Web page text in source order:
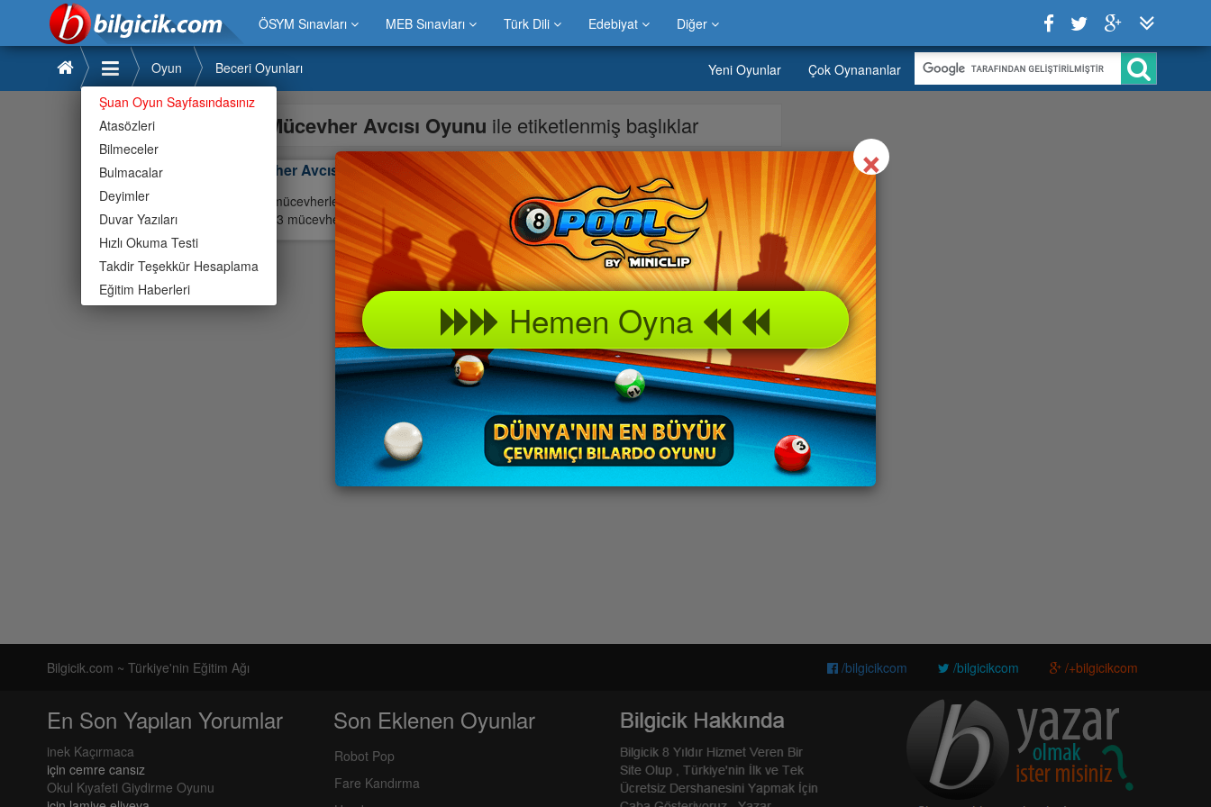
ÖSYM Sınavları MEB Sınavları Türk Dili Edebiyat Diğer
Şuan Oyun Sayfasındasınız
Atasözleri
Bilmeceler
Bulmacalar
Deyimler
Duvar Yazıları
Hızlı Okuma Testi
Takdir Teşekkür Hesaplama
Eğitim Haberleri
Oyun Beceri Oyunları Yeni Oyunlar Çok Oynananlar
Mücevher Avcısı Oyunu ile etiketlenmiş başlıklar
Mücevher Avcısı
Verilen mücevherlerin en az 3 tanesini yanyana getirecek şekilde dizmelisiniz.Her karede en az
bir kere 3 mücevherin yanyan gelmiş olması lazımki oyunbitsin.
Bilgicik.com ~ Türkiye'nin Eğitim Ağı /bilgicikcom /bilgicikcom /+bilgicikcom
En Son Yapılan Yorumlar
inek Kaçırmaca
için cemre cansız
Okul Kıyafeti Giydirme Oyunu
Son Eklenen Oyunlar
Robot Pop
Fare Kandırma
×Close
Hemen Oyna